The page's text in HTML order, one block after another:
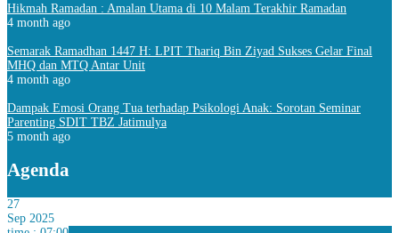
Hikmah Ramadan : Amalan Utama di 10 Malam Terakhir Ramadan
4 month ago
Semarak Ramadhan 1447 H: LPIT Thariq Bin Ziyad Sukses Gelar Final
MHQ dan MTQ Antar Unit
4 month ago
Dampak Emosi Orang Tua terhadap Psikologi Anak: Sorotan Seminar
Parenting SDIT TBZ Jatimulya
5 month ago
Agenda
27
Sep 2025